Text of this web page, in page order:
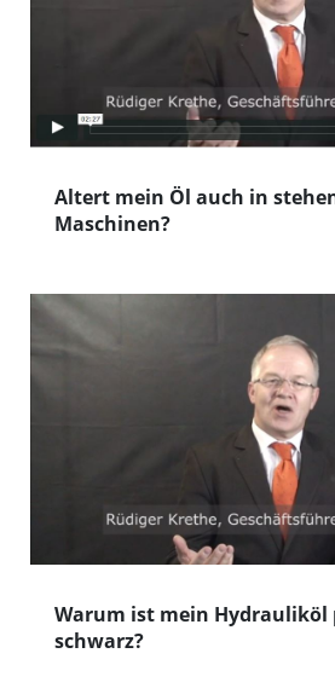
Altert mein Öl auch in
Maschinen?
Warum ist mein Hydrauliköl
schwarz?